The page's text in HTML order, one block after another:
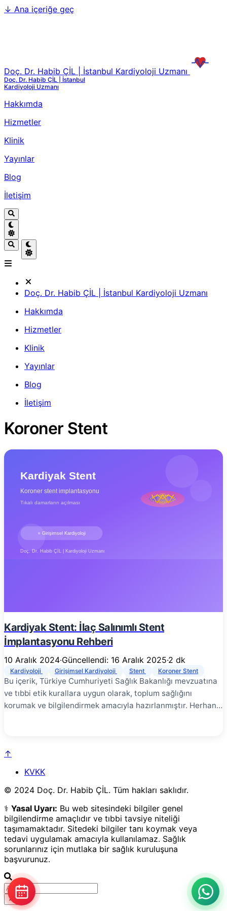
↓ Ana içeriğe geç
Doç. Dr. Habib ÇİL | İstanbul Kardiyoloji Uzmanı
Doç. Dr. Habib ÇİL | İstanbul
Kardiyoloji Uzmanı
Hakkımda
Hizmetler
Klinik
Yayınlar
Blog
İletişim
Doç. Dr. Habib ÇİL | İstanbul Kardiyoloji Uzmanı
Hakkımda
Hizmetler
Klinik
Yayınlar
Blog
İletişim
Koroner Stent
Kardiyak Stent: İlaç Salınımlı Stent
İmplantasyonu Rehberi
10 Aralık 2024·Güncellendi: 16 Aralık 2025·2 dk
Kardiyoloji Girişimsel Kardiyoloji Stent Koroner Stent
Bu içerik, Türkiye Cumhuriyeti Sağlık Bakanlığı mevzuatına
ve tıbbi etik kurallara uygun olarak, toplum sağlığını
korumak ve bilgilendirmek amacıyla hazırlanmıştır. Herhangi
tutulması için yerleştirilen metal kafes yapısıdır. Koroner
arter hastalığının tedavisinde yaygın olarak kullanılır. Bu
kapsamlı rehberde stent türleri, implantasyon işlemi ve
stent sonrası bakım detaylı olarak ele alınmaktadır.
Kardiyak Stent Nedir? # Kardiyak stent, balon anjiyoplasti
sonrası damarın açık kalmasını sağlayan silindirik metal
kafestir. Damar duvarına yapışarak darlığın tekrarlamasını
önler.
↑
KVKK
© 2024 Doç. Dr. Habib ÇİL. Tüm hakları saklıdır.
⚕️ Yasal Uyarı: Bu web sitesindeki bilgiler genel
bilgilendirme amaçlıdır ve tıbbi tavsiye niteliği
taşımamaktadır. Sitedeki bilgiler tanı koymak veya
tedavi uygulamak amacıyla kullanılamaz. Sağlık
sorunlarınız için mutlaka bir sağlık kuruluşuna
başvurunuz.